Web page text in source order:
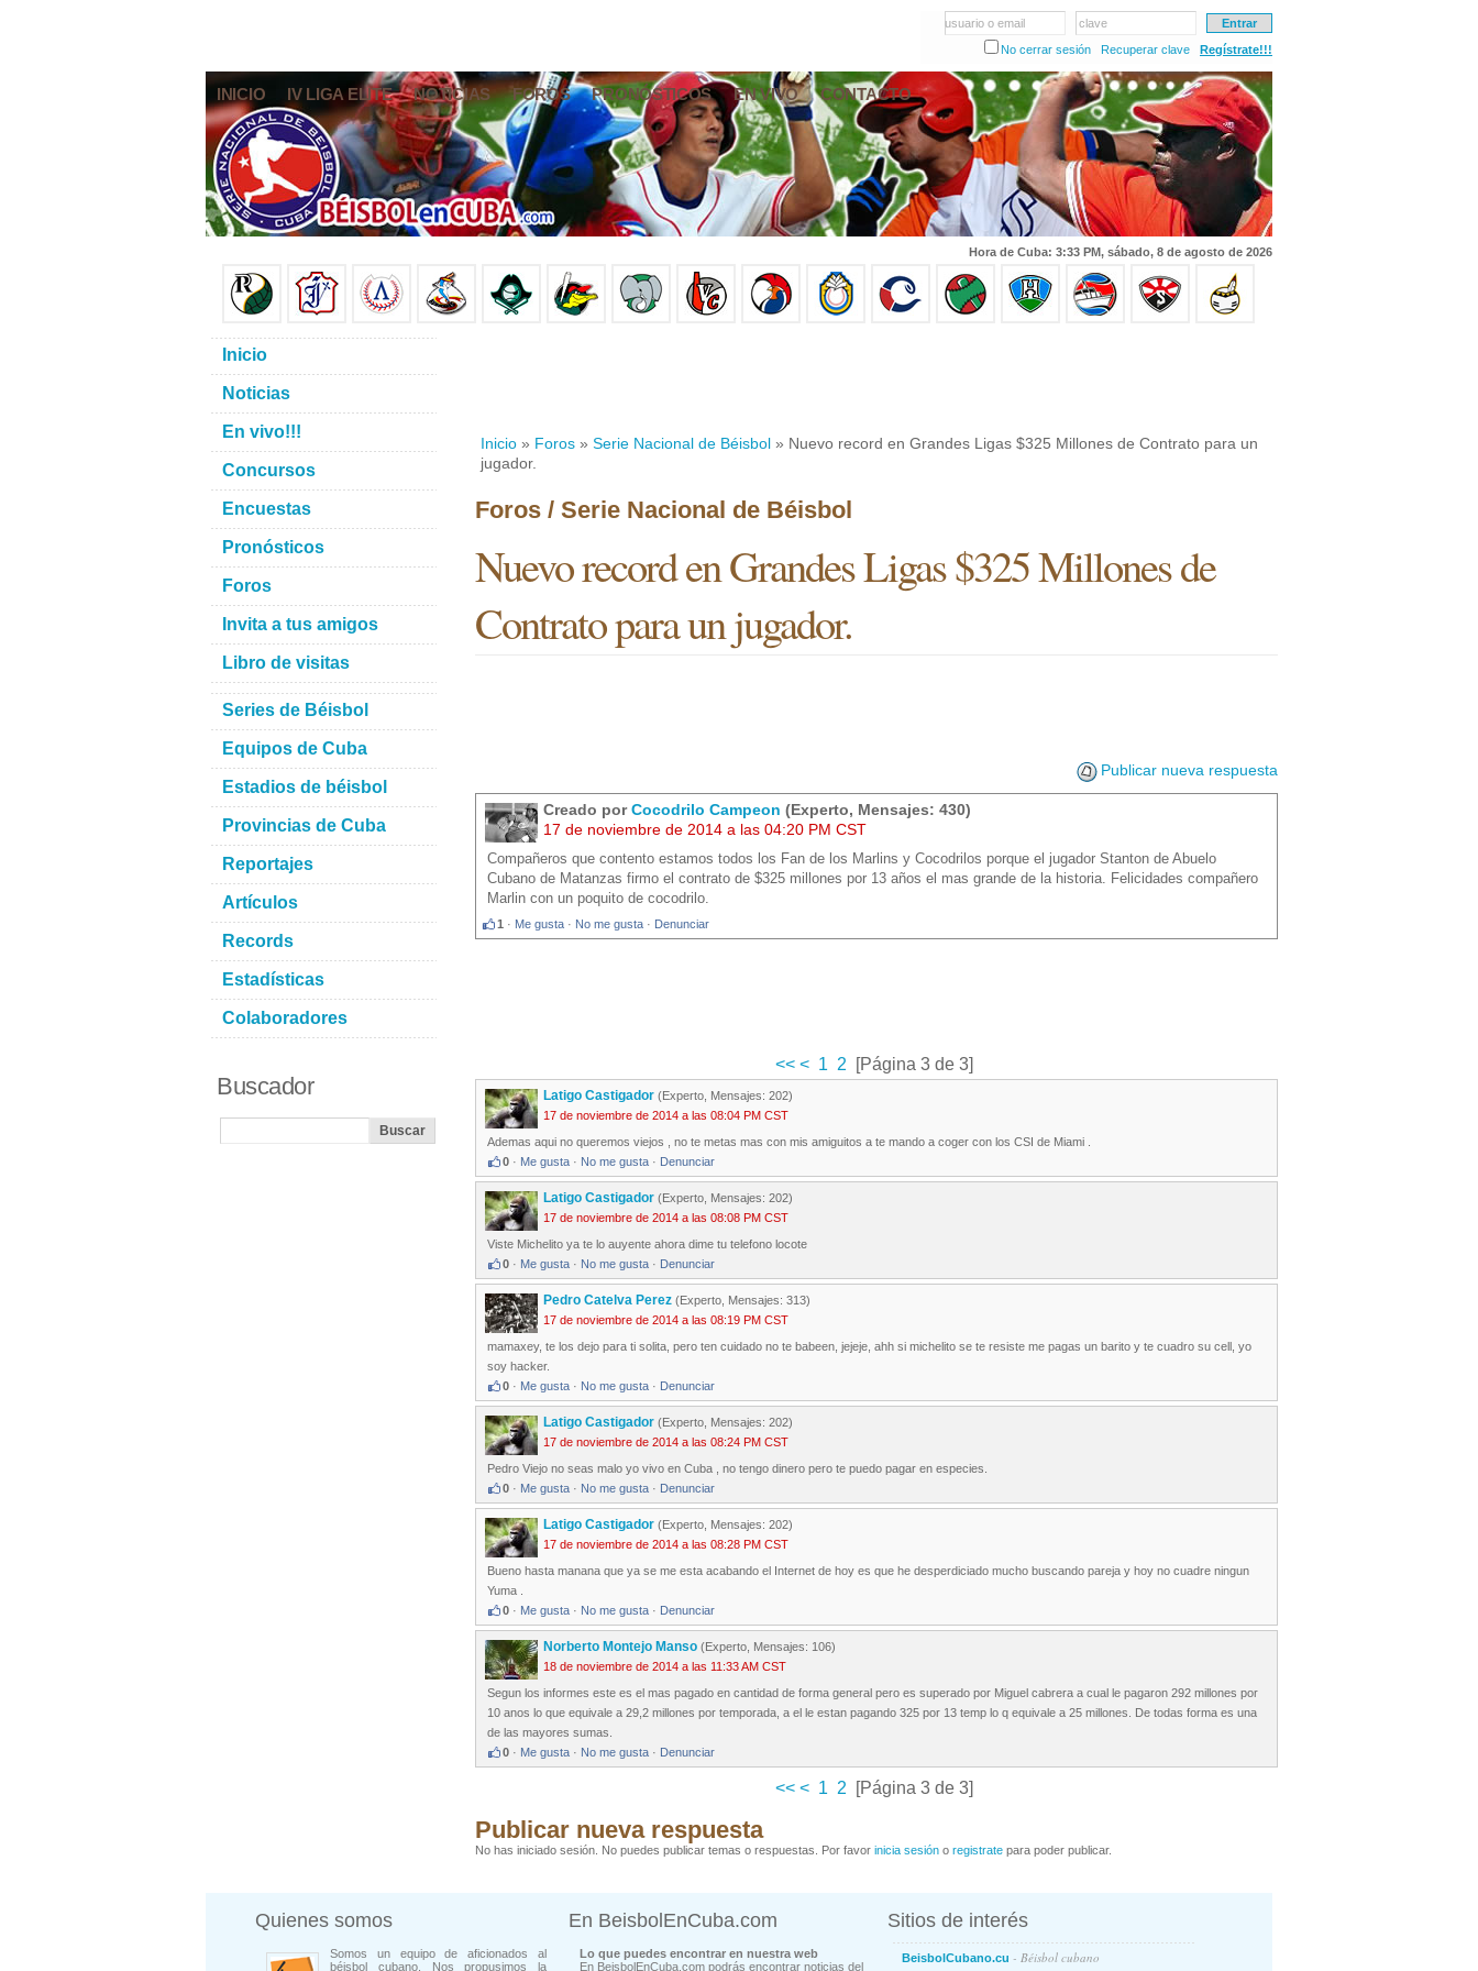
usuario o email
clave
No cerrar sesión
Recuperar clave Regístrate!!!
INICIO IV LIGA ELITE NOTICIAS FOROS PRONÓSTICOS EN VIVO CONTACTO
Hora de Cuba: 3:33 PM, sábado, 8 de agosto de 2026
Inicio » Foros » Serie Nacional de Béisbol » Nuevo record en Grandes Ligas $325 Millones de Contrato para un
jugador.
Foros / Serie Nacional de Béisbol
Nuevo record en Grandes Ligas $325 Millones de
Contrato para un jugador.
Publicar nueva respuesta
Creado porCocodrilo Campeon (Experto, Mensajes: 430)
17 de noviembre de 2014 a las 04:20 PM CST
Compañeros que contento estamos todos los Fan de los Marlins y Cocodrilos porque el jugador Stanton de Abuelo
Cubano de Matanzas firmo el contrato de $325 millones por 13 años el mas grande de la historia. Felicidades compañero
Marlin con un poquito de cocodrilo.
1 · Me gusta · No me gusta · Denunciar
<< < 1 2 [Página 3 de 3]
Latigo Castigador (Experto, Mensajes: 202)
17 de noviembre de 2014 a las 08:04 PM CST
Ademas aqui no queremos viejos , no te metas mas con mis amiguitos a te mando a coger con los CSI de Miami .
0 · Me gusta · No me gusta · Denunciar
Latigo Castigador (Experto, Mensajes: 202)
17 de noviembre de 2014 a las 08:08 PM CST
Viste Michelito ya te lo auyente ahora dime tu telefono locote
0 · Me gusta · No me gusta · Denunciar
Pedro Catelva Perez (Experto, Mensajes: 313)
17 de noviembre de 2014 a las 08:19 PM CST
mamaxey, te los dejo para ti solita, pero ten cuidado no te babeen, jejeje, ahh si michelito se te resiste me pagas un barito y te cuadro su cell, yo
soy hacker.
0 · Me gusta · No me gusta · Denunciar
Latigo Castigador (Experto, Mensajes: 202)
17 de noviembre de 2014 a las 08:24 PM CST
Pedro Viejo no seas malo yo vivo en Cuba , no tengo dinero pero te puedo pagar en especies.
0 · Me gusta · No me gusta · Denunciar
Latigo Castigador (Experto, Mensajes: 202)
17 de noviembre de 2014 a las 08:28 PM CST
Bueno hasta manana que ya se me esta acabando el Internet de hoy es que he desperdiciado mucho buscando pareja y hoy no cuadre ningun
Yuma .
0 · Me gusta · No me gusta · Denunciar
Norberto Montejo Manso (Experto, Mensajes: 106)
18 de noviembre de 2014 a las 11:33 AM CST
Segun los informes este es el mas pagado en cantidad de forma general pero es superado por Miguel cabrera a cual le pagaron 292 millones por
10 anos lo que equivale a 29,2 millones por temporada, a el le estan pagando 325 por 13 temp lo q equivale a 25 millones. De todas forma es una
de las mayores sumas.
0 · Me gusta · No me gusta · Denunciar
<< < 1 2 [Página 3 de 3]
Publicar nueva respuesta
No has iniciado sesión. No puedes publicar temas o respuestas. Por favor inicia sesión o registrate para poder publicar.
Inicio
Noticias
En vivo!!!
Concursos
Encuestas
Pronósticos
Foros
Invita a tus amigos
Libro de visitas
Series de Béisbol
Equipos de Cuba
Estadios de béisbol
Provincias de Cuba
Reportajes
Artículos
Records
Estadísticas
Colaboradores
Buscador
Quienes somos
Somos un equipo de aficionados al
béisbol cubano. Nos propusimos la
En BeisbolEnCuba.com
Lo que puedes encontrar en nuestra web
En BeisbolEnCuba.com podrás encontrar noticias del
Sitios de interés
BeisbolCubano.cu - Béisbol cubano